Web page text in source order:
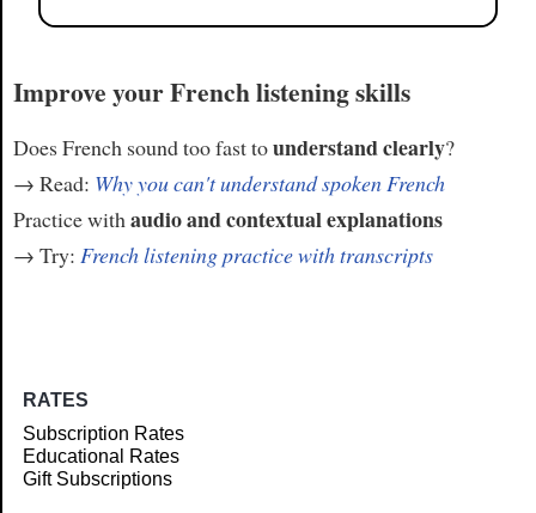
Improve your French listening skills
Does French sound too fast tounderstand clearly?
→ Read: Why you can't understand spoken French
Practice withaudio and contextual explanations
→ Try: French listening practice with transcripts
RATES
Subscription Rates
Educational Rates
Gift Subscriptions